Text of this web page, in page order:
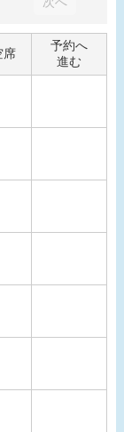
席
予約へ
進む